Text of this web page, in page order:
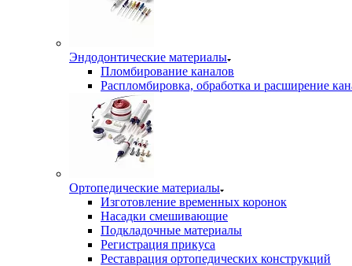
Эндодонтические материалы
Пломбирование каналов
Распломбировка, обработка и расширение
Ортопедические материалы
Изготовление временных коронок
Насадки смешивающие
Подкладочные материалы
Регистрация прикуса
Реставрация ортопедических конструкций